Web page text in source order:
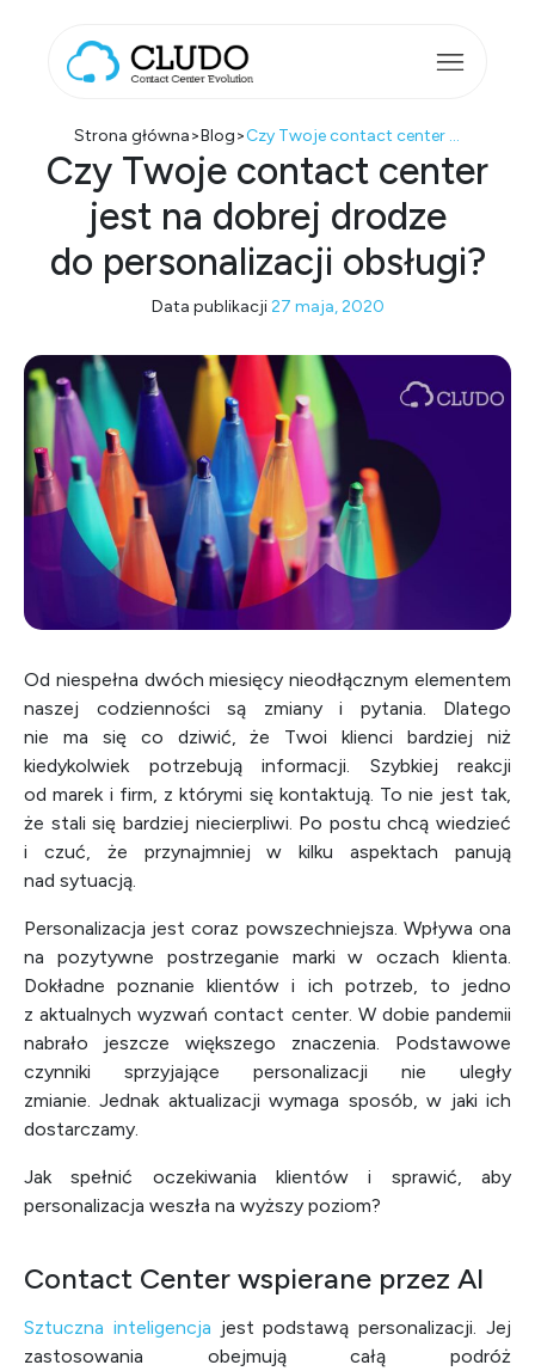
Main Navigation
Strona główna>Blog> Czy Twoje contact center jest na dobrej drodze do personalizacji obsługi?
Czy Twoje contact center
jest na dobrej drodze
do personalizacji obsługi?
Data publikacji27 maja, 2020
Od niespełna dwóch miesięcy nieodłącznym elementem
naszej codzienności są zmiany i pytania. Dlatego
nie ma się co dziwić, że Twoi klienci bardziej niż
kiedykolwiek potrzebują informacji. Szybkiej reakcji
od marek i firm, z którymi się kontaktują. To nie jest tak,
że stali się bardziej niecierpliwi. Po postu chcą wiedzieć
i czuć, że przynajmniej w kilku aspektach panują
nad sytuacją.
Personalizacja jest coraz powszechniejsza. Wpływa ona
na pozytywne postrzeganie marki w oczach klienta.
Dokładne poznanie klientów i ich potrzeb, to jedno
z aktualnych wyzwań contact center. W dobie pandemii
nabrało jeszcze większego znaczenia. Podstawowe
czynniki sprzyjające personalizacji nie uległy
zmianie. Jednak aktualizacji wymaga sposób, w jaki ich
dostarczamy.
Jak spełnić oczekiwania klientów i sprawić, aby
personalizacja weszła na wyższy poziom?
Contact Center wspierane przez AI
Sztuczna inteligencja jest podstawą personalizacji. Jej
zastosowania obejmują całą podróż